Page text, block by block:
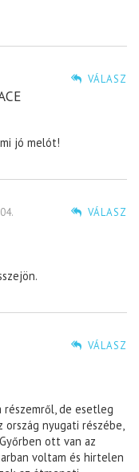
VÁLASZ
jó melót!
VÁLASZ
VÁLASZ
részemről, de esetleg
nyugati részébe,
ott van az
voltam és hirtelen